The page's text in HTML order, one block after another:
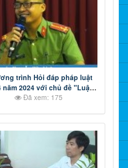
trình Hỏi đáp pháp luật
năm 2024 với chủ đề "Luật
An Ninh Mạng" p10
Đã xem: 175